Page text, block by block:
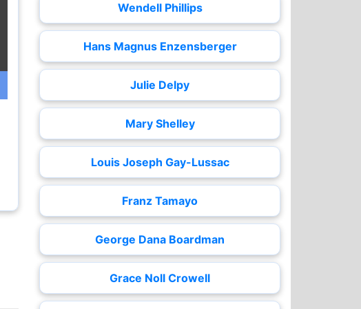
Wendell Phillips
Hans Magnus Enzensberger
Julie Delpy
Mary Shelley
Louis Joseph Gay-Lussac
Franz Tamayo
George Dana Boardman
Grace Noll Crowell